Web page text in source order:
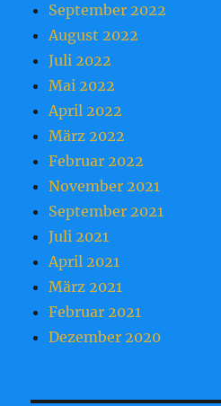
September 2022
August 2022
Juli 2022
Mai 2022
April 2022
März 2022
Februar 2022
November 2021
September 2021
Juli 2021
April 2021
März 2021
Februar 2021
Dezember 2020